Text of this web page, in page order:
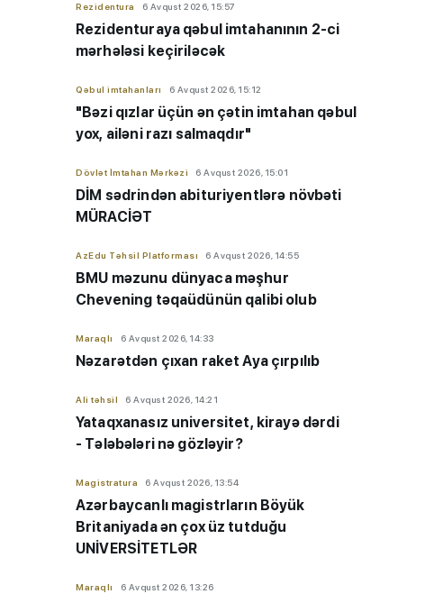
Rezidentura 6 Avqust 2026, 15:57
Rezidenturaya qəbul imtahanının 2-ci
mərhələsi keçiriləcək
Qəbul imtahanları 6 Avqust 2026, 15:12
"Bəzi qızlar üçün ən çətin imtahan qəbul
yox, ailəni razı salmaqdır"
Dövlət İmtahan Mərkəzi 6 Avqust 2026, 15:01
DİM sədrindən abituriyent ​​​​​​​lərə növbəti
MÜRACİƏT
AzEdu Təhsil Platforması 6 Avqust 2026, 14:55
BMU məzunu dünyaca məşhur
Chevening təqaüdünün qalibi olub
Maraqlı 6 Avqust 2026, 14:33
Nəzarətdən çıxan raket Aya çırpılıb
Ali təhsil 6 Avqust 2026, 14:21
Yataqxanasız universitet, kirayə dərdi
- Tələbələri nə gözləyir?
Magistratura 6 Avqust 2026, 13:54
Azərbaycanlı magistrların Böyük
Britaniyada ən çox üz tutduğu
UNİVERSİTETLƏR
Maraqlı 6 Avqust 2026, 13:26